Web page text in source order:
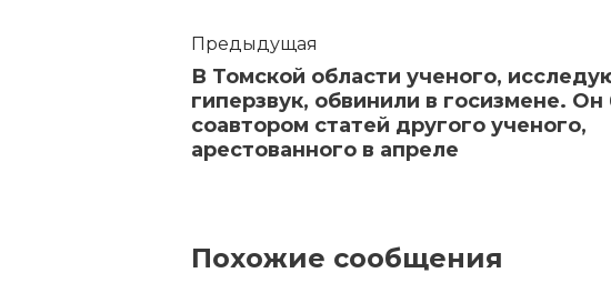
Предыдущая
В Томской области ученого,
гиперзвук, обвинили в госизмене. Он
соавтором статей другого ученого,
арестованного в апреле
Похожие сообщения